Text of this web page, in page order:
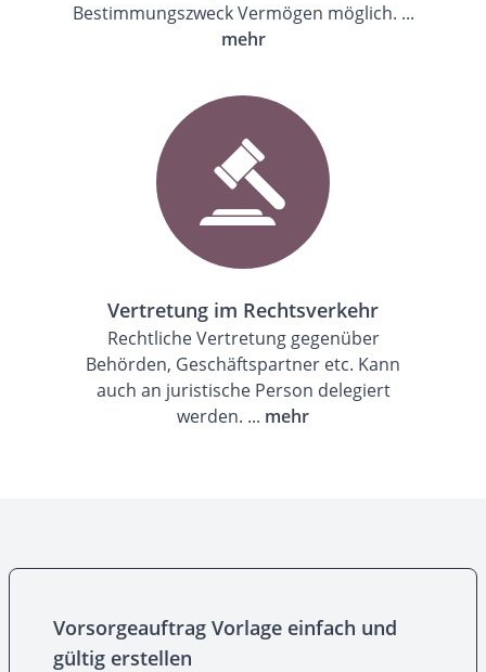
Bestimmungszweck Vermögen möglich. ...
mehr
Vertretung im Rechtsverkehr
Rechtliche Vertretung gegenüber
Behörden, Geschäftspartner etc. Kann
auch an juristische Person delegiert
werden. ... mehr
Vorsorgeauftrag Vorlage einfach und
gültig erstellen